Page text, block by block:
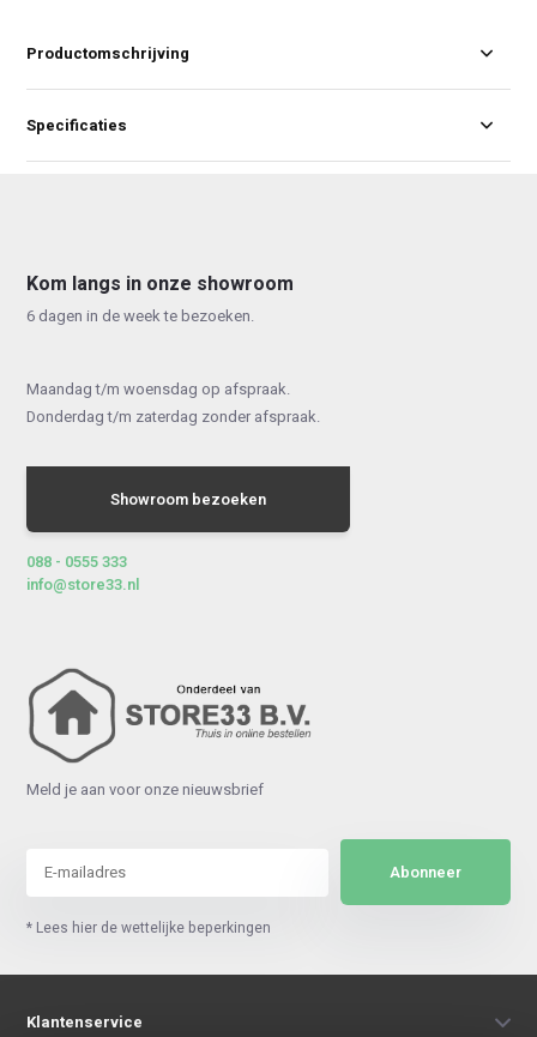
Productomschrijving
Specificaties
Kom langs in onze showroom
6 dagen in de week te bezoeken.
Maandag t/m woensdag op afspraak.
Donderdag t/m zaterdag zonder afspraak.
Showroom bezoeken
088 - 0555 333
info@store33.nl
Meld je aan voor onze nieuwsbrief
Abonneer
* Lees hier de wettelijke beperkingen
Klantenservice